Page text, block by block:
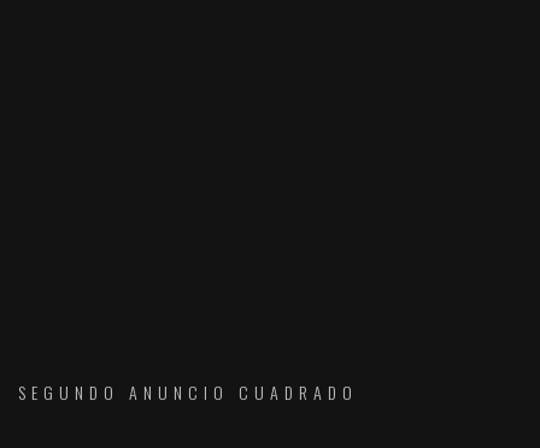
SEGUNDO ANUNCIO CUADRADO